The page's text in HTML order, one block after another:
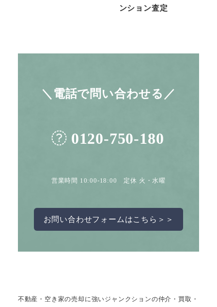
ンション査定
＼電話で問い合わせる／
0120-750-180
営業時間 10:00-18:00 定休 火・水曜
お問い合わせフォームはこちら＞＞
不動産・空き家の売却に強いジャンクションの仲介・買取・